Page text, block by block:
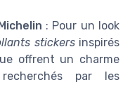
: Pour un look
stickersinspirés
offrent un charme
par les